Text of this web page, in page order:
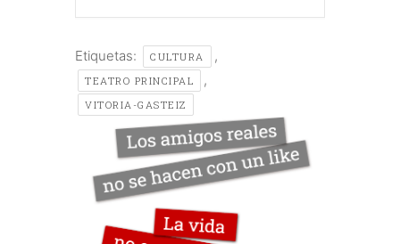
Etiquetas: CULTURA ,
TEATRO PRINCIPAL ,
VITORIA-GASTEIZ